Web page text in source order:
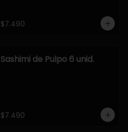
$7.490
Sashimi de Pulpo 6 unid.
$7.490